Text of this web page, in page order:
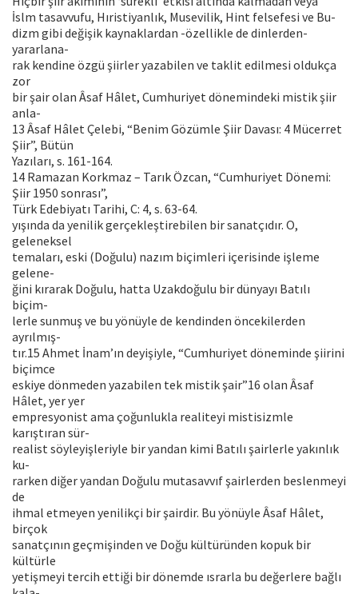
İslm tasavvufu, Hıristiyanlık, Musevilik, Hint felsefesi ve Bu-
dizm gibi değişik kaynaklardan -özellikle de dinlerden-
yararlana-
rak kendine özgü şiirler yazabilen ve taklit edilmesi oldukça
zor
bir şair olan Âsaf Hâlet, Cumhuriyet dönemindeki mistik şiir
anla-
13 Âsaf Hâlet Çelebi, “Benim Gözümle Şiir Davası: 4 Mücerret
Şiir”, Bütün
Yazıları, s. 161-164.
14 Ramazan Korkmaz – Tarık Özcan, “Cumhuriyet Dönemi:
Şiir 1950 sonrası”,
Türk Edebiyatı Tarihi, C: 4, s. 63-64.
yışında da yenilik gerçekleştirebilen bir sanatçıdır. O,
geleneksel
temaları, eski (Doğulu) nazım biçimleri içerisinde işleme
gelene-
ğini kırarak Doğulu, hatta Uzakdoğulu bir dünyayı Batılı
biçim-
lerle sunmuş ve bu yönüyle de kendinden öncekilerden
ayrılmış-
tır.15 Ahmet İnam’ın deyişiyle, “Cumhuriyet döneminde şiirini
biçimce
eskiye dönmeden yazabilen tek mistik şair”16 olan Âsaf
Hâlet, yer yer
empresyonist ama çoğunlukla realiteyi mistisizmle
karıştıran sür-
realist söyleyişleriyle bir yandan kimi Batılı şairlerle yakınlık
ku-
rarken diğer yandan Doğulu mutasavvıf şairlerden beslenmeyi
de
ihmal etmeyen yenilikçi bir şairdir. Bu yönüyle Âsaf Hâlet,
birçok
sanatçının geçmişinden ve Doğu kültüründen kopuk bir
kültürle
yetişmeyi tercih ettiği bir dönemde ısrarla bu değerlere bağlı